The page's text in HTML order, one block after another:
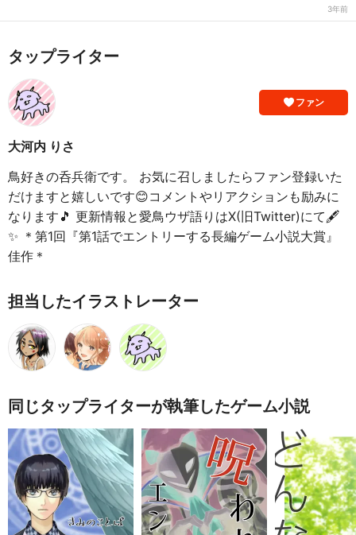
3年前
タップライター
ファン
大河内 りさ
鳥好きの呑兵衛です。 お気に召しましたらファン登録いた
だけますと嬉しいです😊コメントやリアクションも励みに
なります🎵 更新情報と愛鳥ウザ語りはX(旧Twitter)にて🖋️
✨ ＊第1回『第1話でエントリーする長編ゲーム小説大賞』
佳作＊
担当したイラストレーター
同じタップライターが執筆したゲーム小説